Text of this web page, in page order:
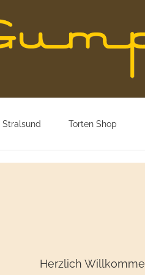
Stralsund Torten Shop
Herzlich